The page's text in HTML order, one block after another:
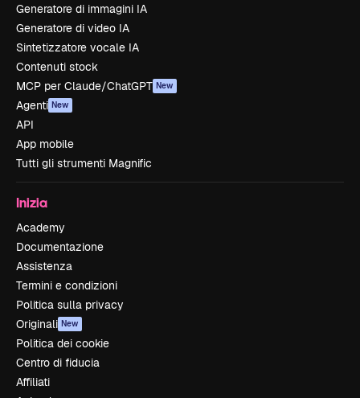
Generatore di immagini IA
Generatore di video IA
Sintetizzatore vocale IA
Contenuti stock
MCP per Claude/ChatGPT New
Agenti New
API
App mobile
Tutti gli strumenti Magnific
Inizia
Academy
Documentazione
Assistenza
Termini e condizioni
Politica sulla privacy
Originali New
Politica dei cookie
Centro di fiducia
Affiliati